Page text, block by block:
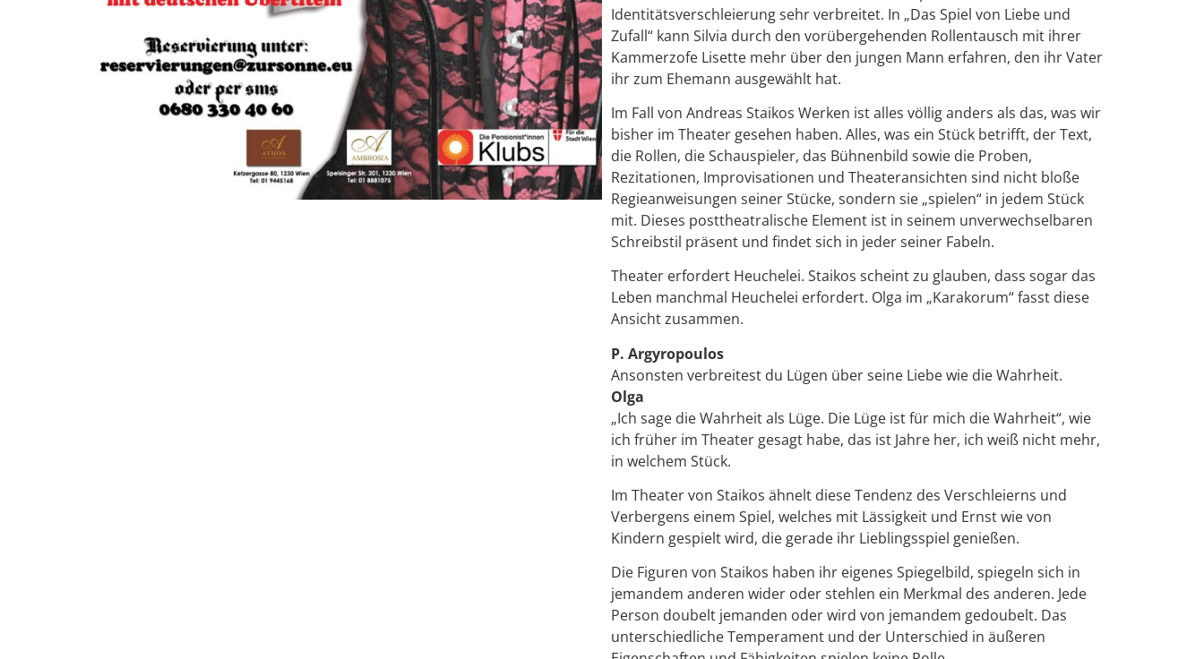
Identitätsverschleierung sehr verbreitet. In „Das Spiel von Liebe und
Zufall“ kann Silvia durch den vorübergehenden Rollentausch mit ihrer
Kammerzofe Lisette mehr über den jungen Mann erfahren, den ihr Vater
ihr zum Ehemann ausgewählt hat.
Im Fall von Andreas Staikos Werken ist alles völlig anders als das, was wir
bisher im Theater gesehen haben. Alles, was ein Stück betrifft, der Text,
die Rollen, die Schauspieler, das Bühnenbild sowie die Proben,
Rezitationen, Improvisationen und Theateransichten sind nicht bloße
Regieanweisungen seiner Stücke, sondern sie „spielen“ in jedem Stück
mit. Dieses posttheatralische Element ist in seinem unverwechselbaren
Schreibstil präsent und findet sich in jeder seiner Fabeln.
Theater erfordert Heuchelei. Staikos scheint zu glauben, dass sogar das
Leben manchmal Heuchelei erfordert. Olga im „Karakorum“ fasst diese
Ansicht zusammen.
P. Argyropoulos
Ansonsten verbreitest du Lügen über seine Liebe wie die Wahrheit.
Olga
„Ich sage die Wahrheit als Lüge. Die Lüge ist für mich die Wahrheit“, wie
ich früher im Theater gesagt habe, das ist Jahre her, ich weiß nicht mehr,
in welchem ​​Stück.
Im Theater von Staikos ähnelt diese Tendenz des Verschleierns und
Verbergens einem Spiel, welches mit Lässigkeit und Ernst wie von
Kindern gespielt wird, die gerade ihr Lieblingsspiel genießen.
Die Figuren von Staikos haben ihr eigenes Spiegelbild, spiegeln sich in
jemandem anderen wider oder stehlen ein Merkmal des anderen. Jede
Person doubelt jemanden oder wird von jemandem gedoubelt. Das
unterschiedliche Temperament und der Unterschied in äußeren